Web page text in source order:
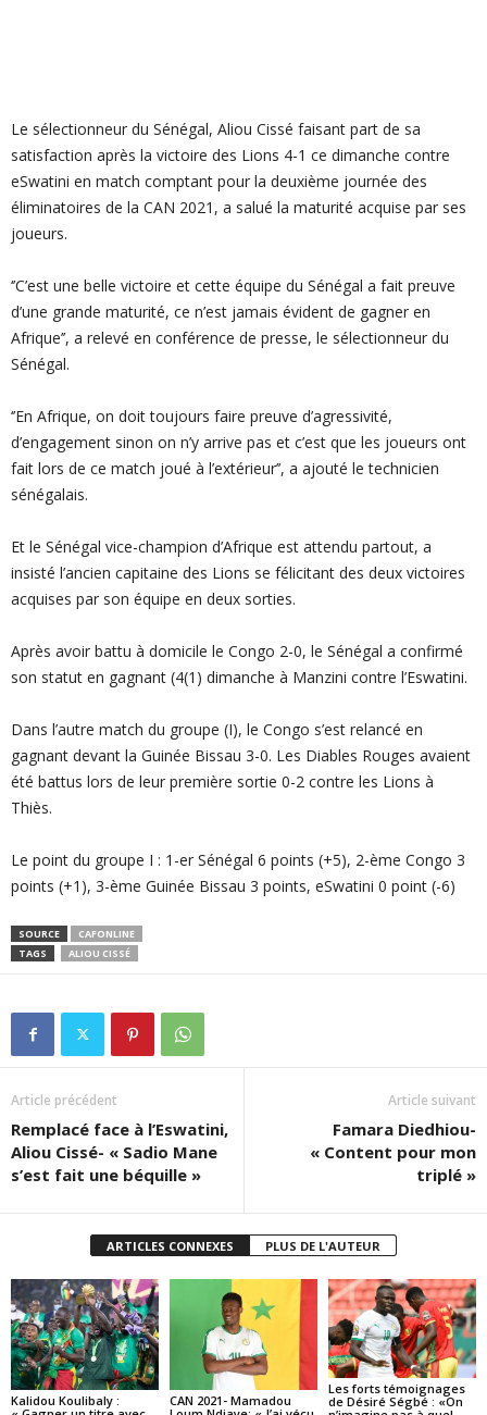
Le sélectionneur du Sénégal, Aliou Cissé faisant part de sa
satisfaction après la victoire des Lions 4-1 ce dimanche contre
eSwatini en match comptant pour la deuxième journée des
éliminatoires de la CAN 2021, a salué la maturité acquise par ses
joueurs.
‘’C’est une belle victoire et cette équipe du Sénégal a fait preuve
d’une grande maturité, ce n’est jamais évident de gagner en
Afrique’’, a relevé en conférence de presse, le sélectionneur du
Sénégal.
‘’En Afrique, on doit toujours faire preuve d’agressivité,
d’engagement sinon on n’y arrive pas et c’est que les joueurs ont
fait lors de ce match joué à l’extérieur’’, a ajouté le technicien
sénégalais.
Et le Sénégal vice-champion d’Afrique est attendu partout, a
insisté l’ancien capitaine des Lions se félicitant des deux victoires
acquises par son équipe en deux sorties.
Après avoir battu à domicile le Congo 2-0, le Sénégal a confirmé
son statut en gagnant (4(1) dimanche à Manzini contre l’Eswatini.
Dans l’autre match du groupe (I), le Congo s’est relancé en
gagnant devant la Guinée Bissau 3-0. Les Diables Rouges avaient
été battus lors de leur première sortie 0-2 contre les Lions à
Thiès.
Le point du groupe I : 1-er Sénégal 6 points (+5), 2-ème Congo 3
points (+1), 3-ème Guinée Bissau 3 points, eSwatini 0 point (-6)
SOURCE
CAFONLINE
TAGS
ALIOU CISSÉ
Article précédent
Remplacé face à l’Eswatini,
Aliou Cissé- « Sadio Mane
s’est fait une béquille »
Article suivant
Famara Diedhiou-
« Content pour mon
triplé »
ARTICLES CONNEXES PLUS DE L'AUTEUR
Kalidou Koulibaly :
CAN 2021- Mamadou
Les forts témoignages
de Désiré Ségbé : «On